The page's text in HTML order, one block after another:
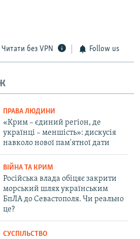
Читати без VPN Follow us
ПРАВА ЛЮДИНИ
«Крим – єдиний регіон, де
українці – меншість»: дискусія
навколо нової пам'ятної дати
ВІЙНА ТА КРИМ
Російська влада обіцяє закрити
морський шлях українським
БпЛА до Севастополя. Чи реально
це?
СУСПІЛЬСТВО